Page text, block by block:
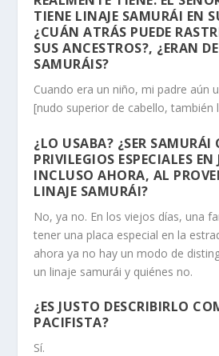
TIENE LINAJE SAMURÁI EN
¿CUÁN ATRÁS PUEDE
SUS ANCESTROS?, ¿ERAN
SAMURÁIS?
Cuando era un niño, mi padre aún
[nudo superior de cabello,
¿LO USABA? ¿SER SAMURÁI
PRIVILEGIOS ESPECIALES
INCLUSO AHORA, AL
LINAJE SAMURÁI?
No, ya no. En los viejos días, una
tener una placa especial en la
ahora ya no hay un modo de
un linaje samurái y quiénes no.
¿ES JUSTO DESCRIBIRLO
PACIFISTA?
Sí.